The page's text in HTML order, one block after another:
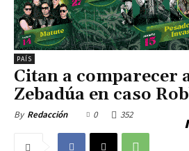
PAÍS
Citan a comparecer
Zebadúa en caso
By Redacción 0 352